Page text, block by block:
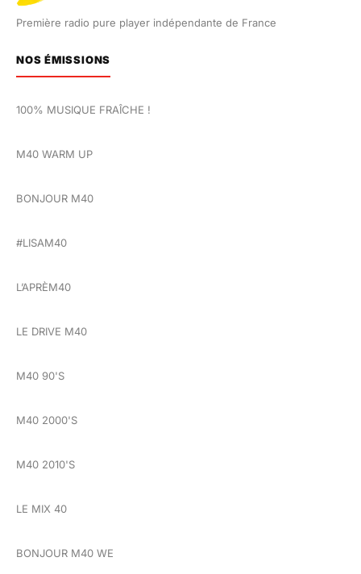
Première radio pure player indépendante de France
NOS ÉMISSIONS
100% MUSIQUE FRAÎCHE !
M40 WARM UP
BONJOUR M40
#LISAM40
L’APRÈM40
LE DRIVE M40
M40 90'S
M40 2000'S
M40 2010'S
LE MIX 40
BONJOUR M40 WE